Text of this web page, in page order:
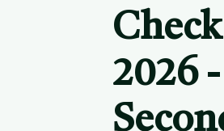
2026